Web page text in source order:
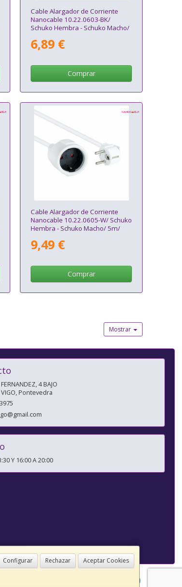
Cable Alargador de Corriente
Nanocable 10.22.0603-BK/
Schuko Hembra - Schuko Macho/
6,89 €
Comprar
Cable Alargador de Corriente
Nanocable 10.22.0605-W/ Schuko
Hembra - Schuko Macho/ 5m/
9,49 €
Comprar
Mostrar
Configurar Rechazar Aceptar Cookies
4 BAJO
VIGO,Pontevedra
Y 16:00 A 20:00